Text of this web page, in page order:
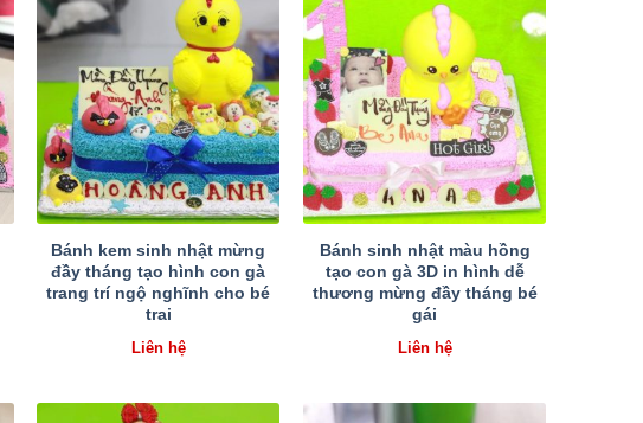
Bánh kem sinh nhật mừng
đầy tháng tạo hình con gà
trang trí ngộ nghĩnh cho bé
trai
Liên hệ
Bánh sinh nhật màu hồng
tạo con gà 3D in hình dễ
thương mừng đầy tháng bé
gái
Liên hệ